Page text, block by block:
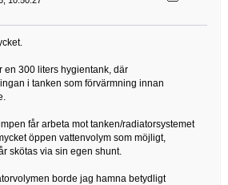
en 300 liters hygientank, där
i tanken som förvärmning innan
får arbeta mot tanken/radiatorsystemet
öppen vattenvolym som möjligt,
skötas via sin egen shunt.
borde jag hamna betydligt